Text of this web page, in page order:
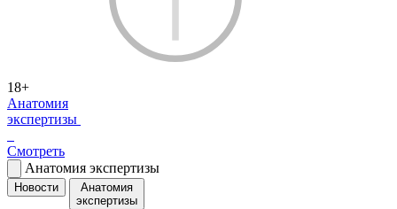
18+
Анатомия
экспертизы
Смотреть
Анатомия экспертизы
Новости
Анатомия
экспертизы